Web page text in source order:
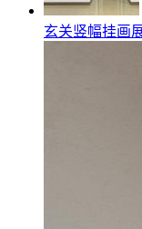
玄关竖幅挂画